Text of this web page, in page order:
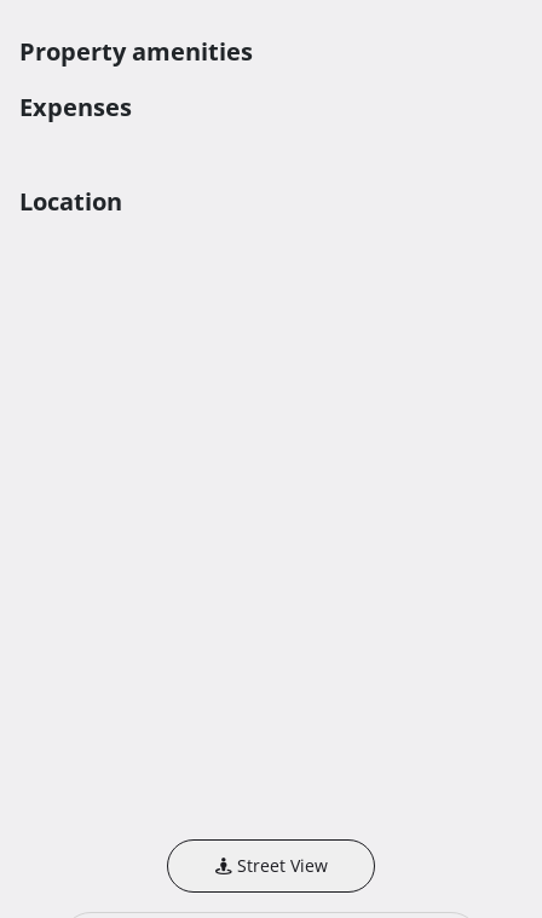
Property amenities
Expenses
Location
Street View